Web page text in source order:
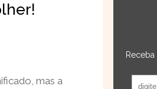
mas a